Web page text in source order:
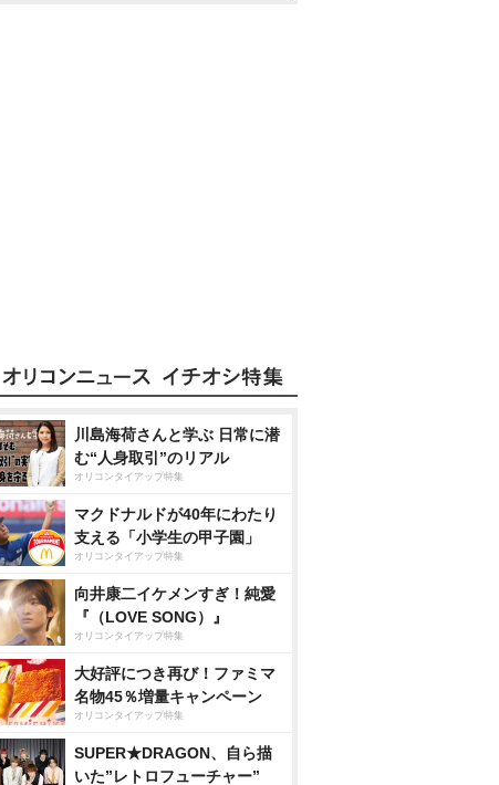
川島海荷さんと学ぶ 日常に潜
む“人身取引”のリアル
オリコンタイアップ特集
マクドナルドが40年にわたり
支える「小学生の甲子園」
オリコンタイアップ特集
向井康二イケメンすぎ！純愛
『（LOVE SONG）』
オリコンタイアップ特集
大好評につき再び！ファミマ
名物45％増量キャンペーン
オリコンタイアップ特集
SUPER★DRAGON、自ら描
いた”レトロフューチャー”